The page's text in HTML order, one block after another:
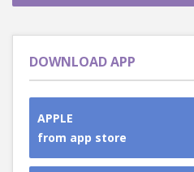
DOWNLOAD APP
APPLE
from app store